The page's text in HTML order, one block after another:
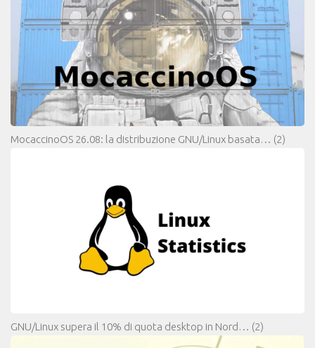
MocaccinoOS 26.08: la distribuzione GNU/Linux basata… (2)
GNU/Linux supera il 10% di quota desktop in Nord… (2)